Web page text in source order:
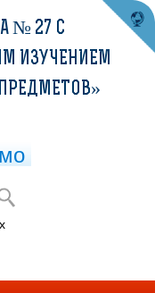
№ 27 С
ИЗУЧЕНИЕМ